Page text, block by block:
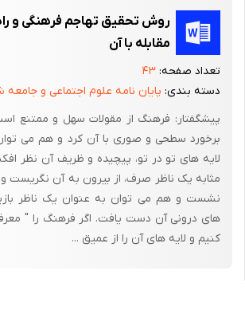
گام در قالب راه­هایی که به ایجاد اتماد به نفس و
پیشنهاد می­شوند.
اولین گام در پرورش اعتماد به نفس و
کودک بداند چه توانایی­ها، قابلیت­ها و مهارت­هایی
بریا کودک فراهم اید که به چه چیزهایی علاقمند
آنها بپردازد قدم مهمی در راه کشف خویشتن
یکی از فعالیت­های پیشنهادی می­تواند این باشد
به برداشت و تصویر درستی از توانایی­ها و
کشف چیزهایی که بیشترین رغبت و تمایل را
روش تحقیق تهاجم فرهنگی و
مقابله با آن
تعداد صفحه: ۴۳
دسته بندی: پایان نامه علوم اجتماعی و جامعه
پیشگفتار: فرهنگ از مقولات سهل و ممتنع
برخورد سطحی و صوری با آن کرد و هم می
لایه های تو در تو، پیچیده و ظریف آن نظر
مثابه یک ناظر صرف، از بیرون به آن نگریست و
نشست و هم می توان به عنوان یک ناظر
های درونی آن دست یافت. اگر فرهنگ را "
کنیم و لایه های آن را از عمیق ...